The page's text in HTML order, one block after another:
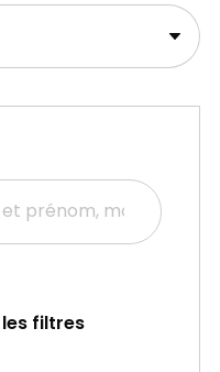
filtres